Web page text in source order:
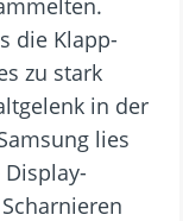
die Klapp-
zu stark
in der
lies